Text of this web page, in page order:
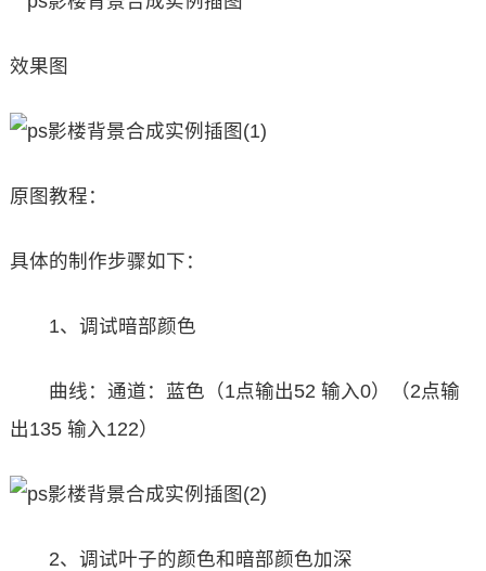
效果图
原图教程：
具体的制作步骤如下：
1、调试暗部颜色
曲线：通道：蓝色（1点输出52 输入0）（2点输
出135 输入122）
2、调试叶子的颜色和暗部颜色加深